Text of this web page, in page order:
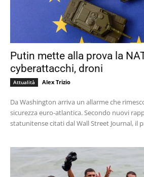
Putin mette alla prova la
cyberattacchi, droni
Attualità Alex Trizio
Da Washington arriva un allarme che
sicurezza euro-atlantica. Secondo nuovi
statunitense citati dal Wall Street Journal, il